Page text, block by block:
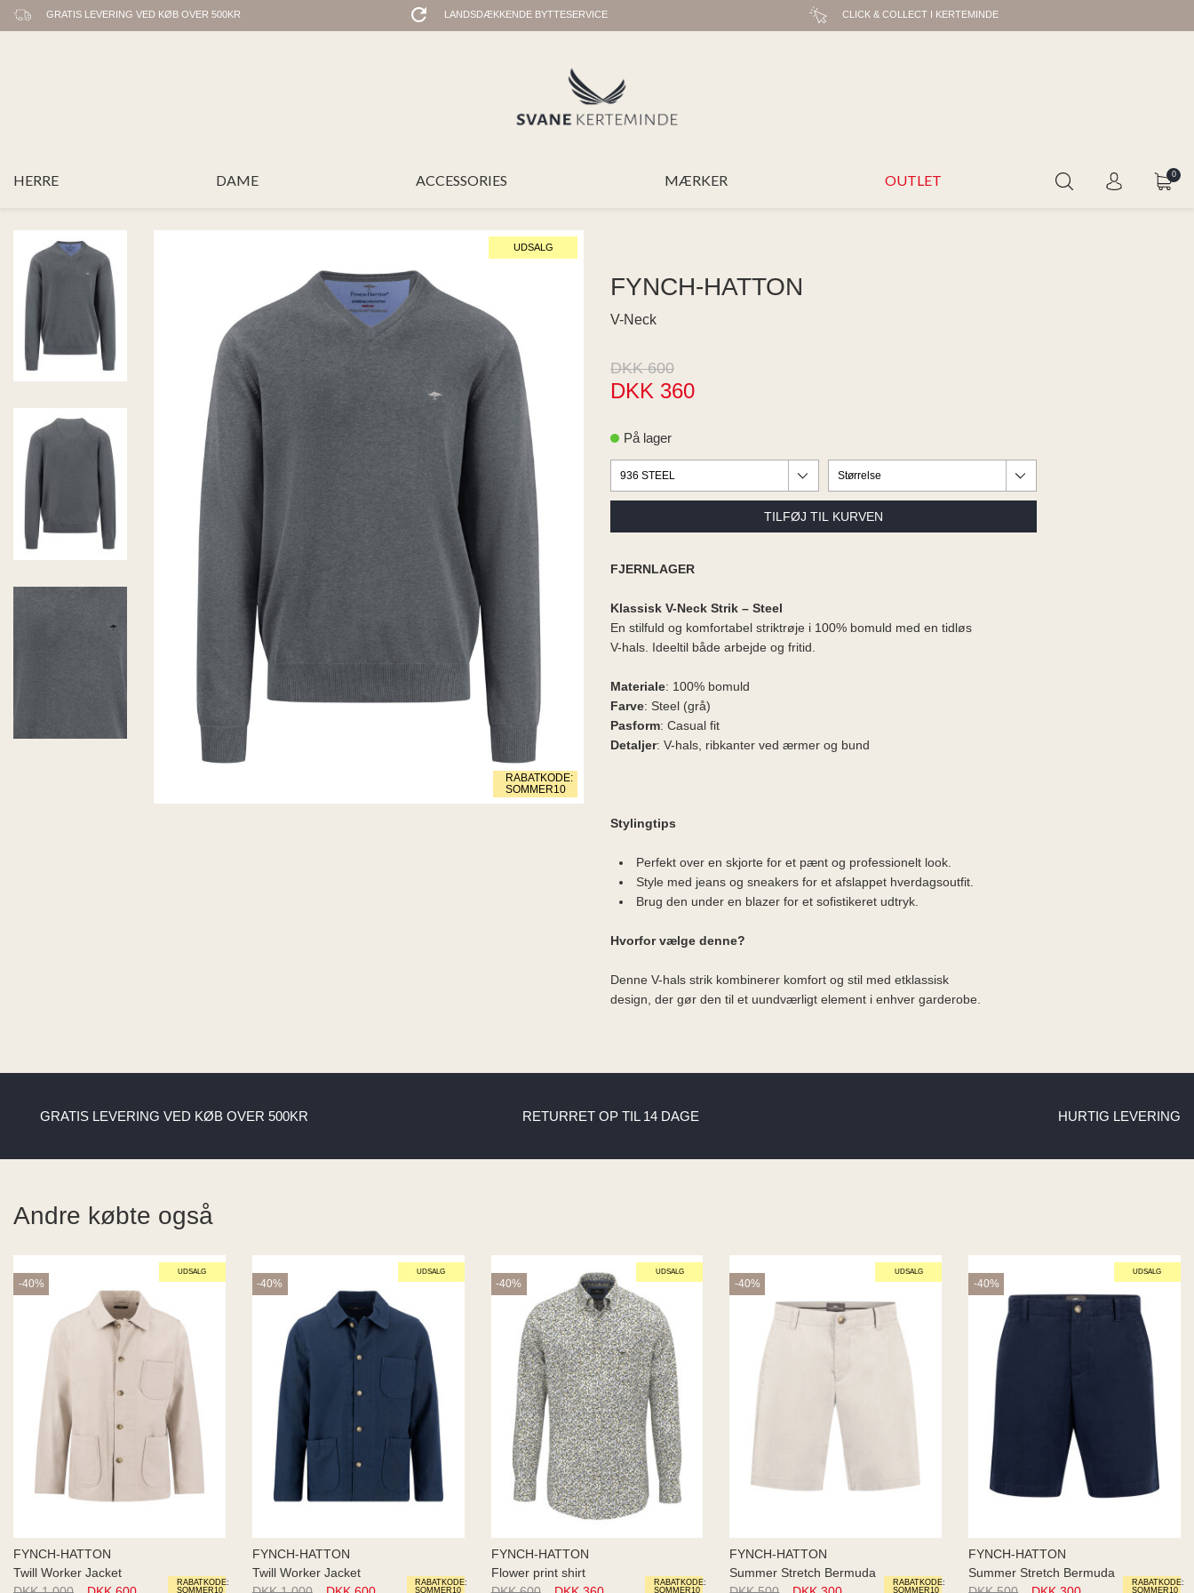
GRATIS LEVERING VED KØB OVER 500KR LANDSDÆKKENDE BYTTESERVICE CLICK & COLLECT I KERTEMINDE
HERRE DAME ACCESSORIES MÆRKER OUTLET 0
UDSALG
RABATKODE:
SOMMER10
FYNCH-HATTON
V-Neck
DKK 600
DKK 360
På lager
FJERNLAGER
Klassisk V-Neck Strik – Steel
En stilfuld og komfortabel striktrøje i 100% bomuld med en tidløs
V-hals. Ideeltil både arbejde og fritid.
Materiale: 100% bomuld
Farve: Steel (grå)
Pasform: Casual fit
Detaljer: V-hals, ribkanter ved ærmer og bund
Stylingtips
Perfekt over en skjorte for et pænt og professionelt look.
Style med jeans og sneakers for et afslappet hverdagsoutfit.
Brug den under en blazer for et sofistikeret udtryk.
Hvorfor vælge denne?
Denne V-hals strik kombinerer komfort og stil med etklassisk
design, der gør den til et uundværligt element i enhver garderobe.
GRATIS LEVERING VED KØB OVER 500KR RETURRET OP TIL 14 DAGE HURTIG LEVERING
Andre købte også
UDSALG
RABATKODE:
SOMMER10
-40%
FYNCH-HATTON
Twill Worker Jacket
UDSALG
RABATKODE:
SOMMER10
-40%
FYNCH-HATTON
Twill Worker Jacket
UDSALG
RABATKODE:
SOMMER10
-40%
FYNCH-HATTON
Flower print shirt
UDSALG
RABATKODE:
SOMMER10
-40%
FYNCH-HATTON
Summer Stretch Bermuda
UDSALG
RABATKODE:
SOMMER10
-40%
FYNCH-HATTON
Summer Stretch Bermuda